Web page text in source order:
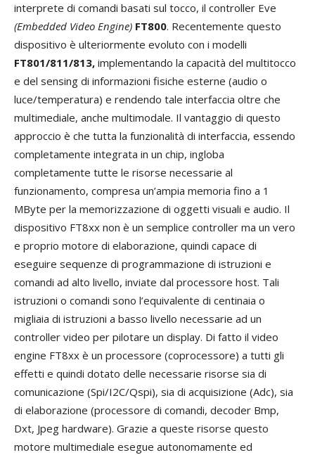
interprete di comandi basati sul tocco, il controller Eve
(Embedded Video Engine) FT800. Recentemente questo
dispositivo è ulteriormente evoluto con i modelli
FT801/811/813, implementando la capacità del multitocco
e del sensing di informazioni fisiche esterne (audio o
luce/temperatura) e rendendo tale interfaccia oltre che
multimediale, anche multimodale. Il vantaggio di questo
approccio è che tutta la funzionalità di interfaccia, essendo
completamente integrata in un chip, ingloba
completamente tutte le risorse necessarie al
funzionamento, compresa un’ampia memoria fino a 1
MByte per la memorizzazione di oggetti visuali e audio. Il
dispositivo FT8xx non è un semplice controller ma un vero
e proprio motore di elaborazione, quindi capace di
eseguire sequenze di programmazione di istruzioni e
comandi ad alto livello, inviate dal processore host. Tali
istruzioni o comandi sono l’equivalente di centinaia o
migliaia di istruzioni a basso livello necessarie ad un
controller video per pilotare un display. Di fatto il video
engine FT8xx è un processore (coprocessore) a tutti gli
effetti e quindi dotato delle necessarie risorse sia di
comunicazione (Spi/I2C/Qspi), sia di acquisizione (Adc), sia
di elaborazione (processore di comandi, decoder Bmp,
Dxt, Jpeg hardware). Grazie a queste risorse questo
motore multimediale esegue autonomamente ed